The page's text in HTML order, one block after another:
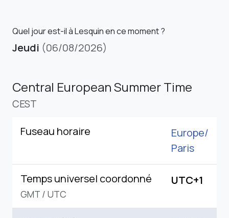
Quel jour est-il à Lesquin en ce moment ?
Jeudi (06/08/2026)
Central European Summer Time
CEST
Fuseau horaire
Europe/
Paris
Temps universel coordonné
GMT / UTC
UTC+1